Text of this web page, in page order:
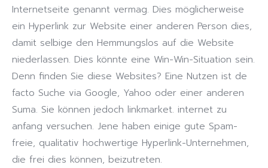
Internetseite genannt vermag. Dies möglicherweise
ein Hyperlink zur Website einer anderen Person dies,
damit selbige den Hemmungslos auf die Website
niederlassen. Dies könnte eine Win-Win-Situation sein.
Denn finden Sie diese Websites? Eine Nutzen ist de
facto Suche via Google, Yahoo oder einer anderen
Suma. Sie können jedoch linkmarket. internet zu
anfang versuchen. Jene haben einige gute Spam-
freie, qualitativ hochwertige Hyperlink-Unternehmen,
die frei dies können, beizutreten.